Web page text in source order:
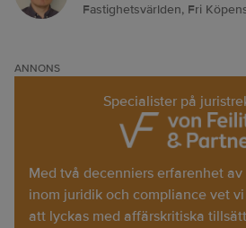
Fastighetsvärlden, Fri
ANNONS
Specialister på
Med två decenniers erfarenhet
inom juridik och compliance vet
att lyckas med affärskritiska